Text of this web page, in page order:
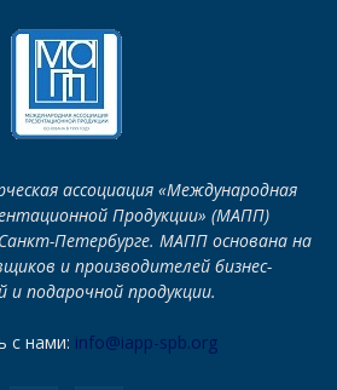
ассоциация «Международная
Продукции» (МАПП)
Петербурге. МАПП основана на
и производителей бизнес-
и подарочной продукции.
с нами: info@iapp-spb.org